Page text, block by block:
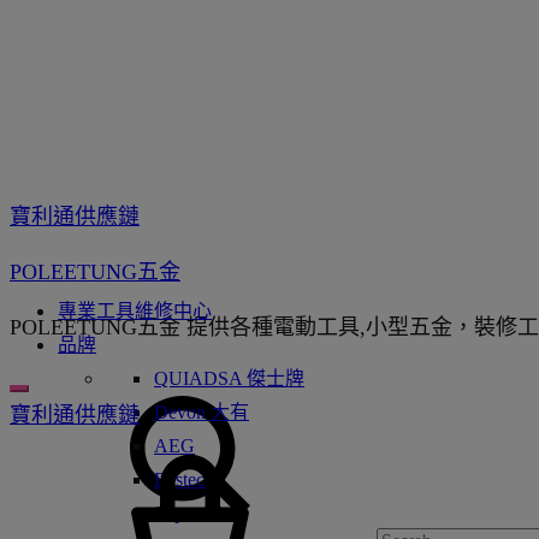
寶利通供應鏈
POLEETUNG五金
POLEETUNG五金 提供各種電動工具,小型五金，裝修
專業工具維修中心
品牌
QUIADSA 傑士牌
Devon 大有
AEG
Bestech
Super Glue
寶利通供應鏈